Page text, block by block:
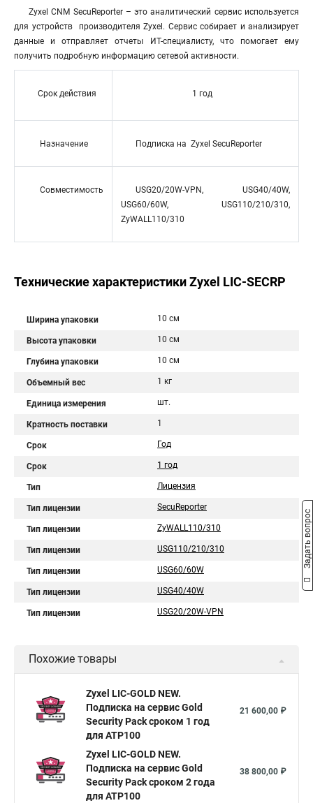
Zyxel CNM SecuReporter – это аналитический сервис используется
для устройств производителя Zyxel. Сервис собирает и анализирует
данные и отправляет отчеты ИТ-специалисту, что помогает ему
получить подробную информацию сетевой активности.
Срок действия 1 год
Назначение Подписка на Zyxel SecuReporter
Совместимость
USG20/20W-VPN, USG40/40W,
USG60/60W, USG110/210/310,
ZyWALL110/310
Технические характеристики Zyxel LIC-SECRP
Ширина упаковки 10 см
Высота упаковки 10 см
Глубина упаковки 10 см
Объемный вес 1 кг
Единица измерения шт.
Кратность поставки 1
Срок Год
Срок 1 год
Тип Лицензия
Тип лицензии SecuReporter
Тип лицензии ZyWALL110/310
Тип лицензии USG110/210/310
Тип лицензии USG60/60W
Тип лицензии USG40/40W
Тип лицензии USG20/20W-VPN
Похожие товары
Zyxel LIC-GOLD NEW.
Подписка на сервис Gold
Security Pack сроком 1 год
для ATP100
21 600,00 ₽
Zyxel LIC-GOLD NEW.
Подписка на сервис Gold
Security Pack сроком 2 года
для ATP100
38 800,00 ₽
Задать вопрос